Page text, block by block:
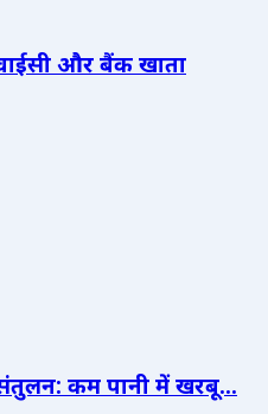
और बैंक खाता
कम पानी में खरबू...